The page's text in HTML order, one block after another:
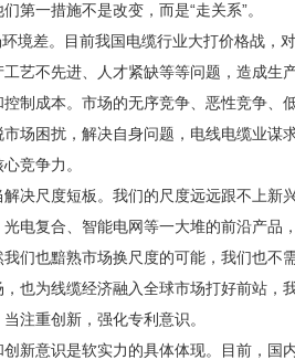
第一措施不是改变，而是“走关系”。
境差。目前我国电缆行业大打价格战，
工艺不先进、人才紧缺等等问题，造成生
制成本。市场的无序竞争、恶性竞争、
市场困扰，解决自身问题，电线电缆业谋
竞争力。
解决尺度短板。我们的尺度远远跟不上新
光电复合、智能电网等一大堆的前沿产品
们也黯熟市场换尺度的可能，我们也不
，也为线缆经济融入全球市场打好前站，
注重创新，强化专利意识。
创新意识是软实力的具体体现。目前，国